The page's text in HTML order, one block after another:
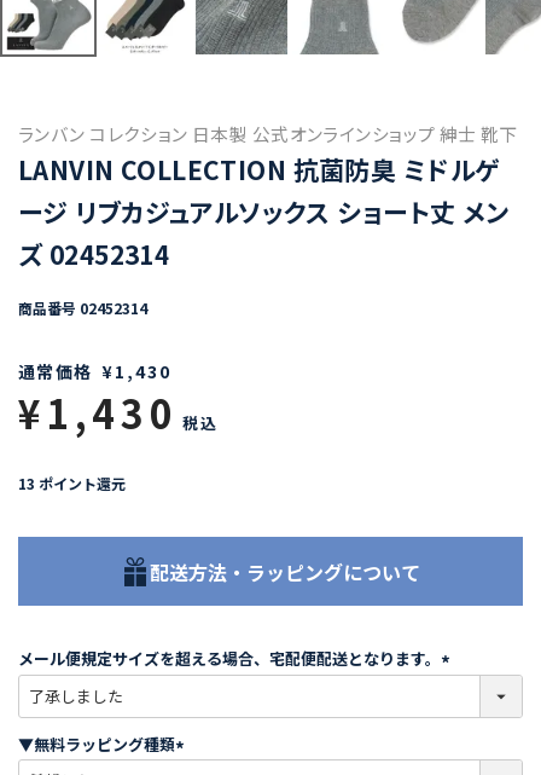
ランバン コレクション 日本製 公式オンラインショップ 紳士 靴下
LANVIN COLLECTION 抗菌防臭 ミドルゲ
ージ リブカジュアルソックス ショート丈 メン
ズ 02452314
商品番号 02452314
通常価格 ¥1,430
¥1,430 税込
13 ポイント還元
配送方法・ラッピングについて
メール便規定サイズを超える場合、宅配便配送となります。
必
)
▼無料ラッピング種類